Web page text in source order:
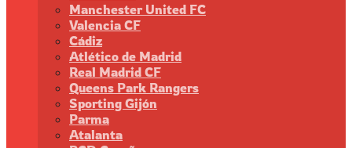
Manchester United FC
Valencia CF
Cádiz
Atlético de Madrid
Real Madrid CF
Queens Park Rangers
Sporting Gijón
Parma
Atalanta